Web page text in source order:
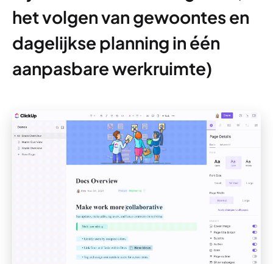
het volgen van gewoontes en
dagelijkse planning in één
aanpasbare werkruimte)